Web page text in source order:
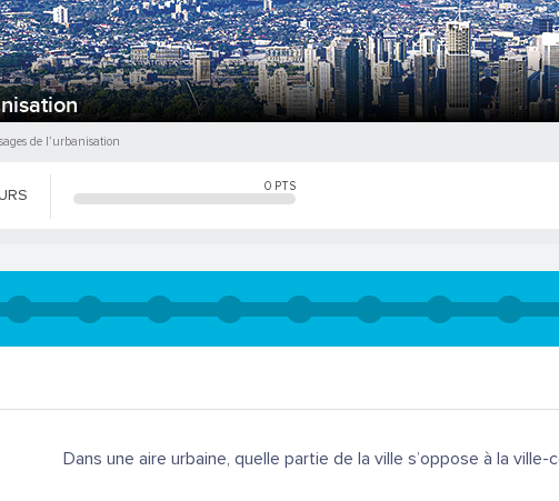
de l’urbanisation
0 PTS
Dans une aire urbaine, quelle partie de la ville s’oppose à la ville-